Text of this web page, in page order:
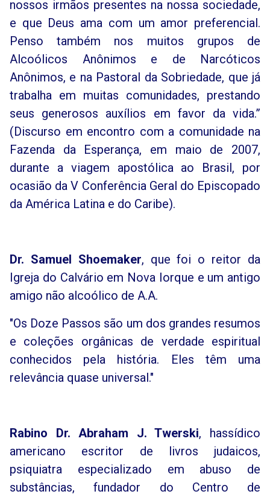
nossos irmãos presentes na nossa sociedade,
e que Deus ama com um amor preferencial.
Penso também nos muitos grupos de
Alcoólicos Anônimos e de Narcóticos
Anônimos, e na Pastoral da Sobriedade, que já
trabalha em muitas comunidades, prestando
seus generosos auxílios em favor da vida.”
(Discurso em encontro com a comunidade na
Fazenda da Esperança, em maio de 2007,
durante a viagem apostólica ao Brasil, por
ocasião da V Conferência Geral do Episcopado
da América Latina e do Caribe).
Dr. Samuel Shoemaker, que foi o reitor da
Igreja do Calvário em Nova Iorque e um antigo
amigo não alcoólico de A.A.
"Os Doze Passos são um dos grandes resumos
e coleções orgânicas de verdade espiritual
conhecidos pela história. Eles têm uma
relevância quase universal."
Rabino Dr. Abraham J. Twerski, hassídico
americano escritor de livros judaicos,
psiquiatra especializado em abuso de
substâncias, fundador do Centro de